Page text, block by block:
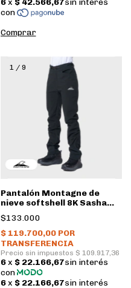
Comprar
1/ 9
Pantalón Montagne de
nieve softshell 8K Sasha
Mujer • Negro
$133.000